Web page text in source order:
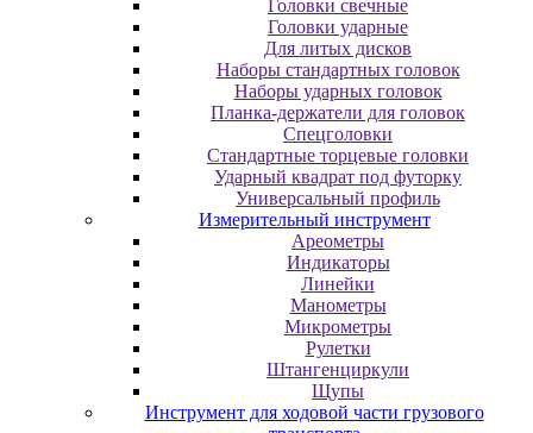
Головки свечные
Головки ударные
Для литых дисков
Наборы стандартных головок
Наборы ударных головок
Планка-держатели для головок
Спецголовки
Стандартные торцевые головки
Ударный квадрат под футорку
Универсальный профиль
Измерительный инструмент
Ареометры
Индикаторы
Линейки
Манометры
Микрометры
Рулетки
Штангенциркули
Щупы
Инструмент для ходовой части грузового